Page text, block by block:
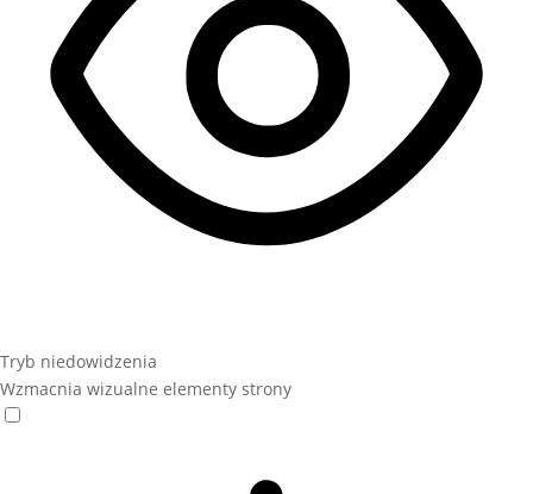
Tryb niedowidzenia
Wzmacnia wizualne elementy strony